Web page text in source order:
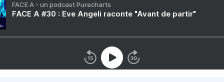
FACE A - un podcast Purecharts
FACE A #30 : Eve Angeli raconte "Avant de partir"